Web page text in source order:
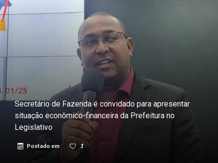
Secretário de Fazenda é convidado para apresentar
situação econômico-financeira da Prefeitura no
Legislativo
Postado em 1